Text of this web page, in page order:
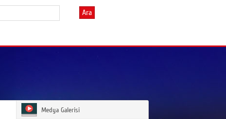
Ara
Medya Galerisi